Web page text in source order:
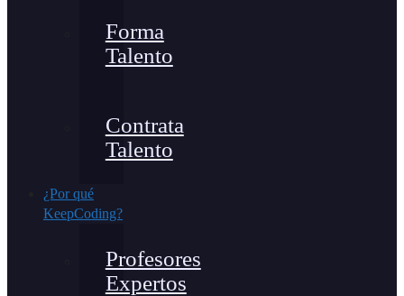
Forma
Talento
Contrata
Talento
¿Por qué
KeepCoding?
Profesores
Expertos